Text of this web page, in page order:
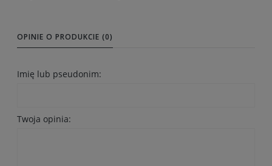
OPINIE O PRODUKCIE (0)
Imię lub pseudonim:
Twoja opinia: